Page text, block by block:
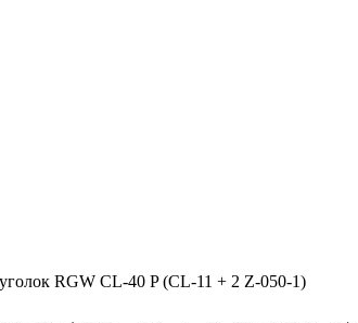
RGW CL-40 P (CL-11 + 2 Z-050-1)